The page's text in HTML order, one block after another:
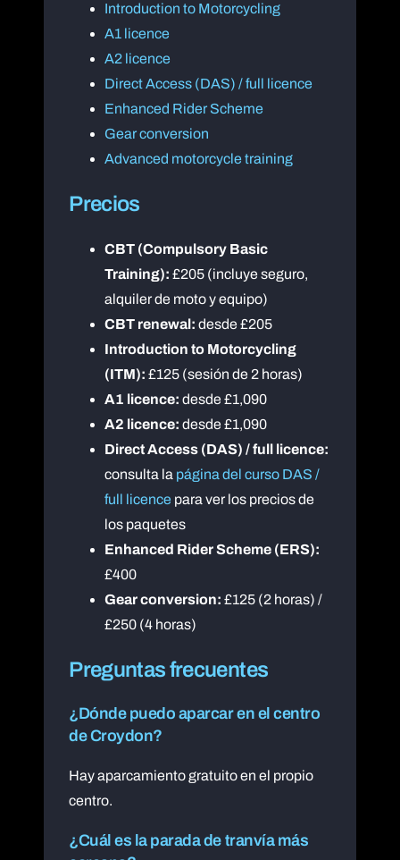
Introduction to Motorcycling
A1 licence
A2 licence
Direct Access (DAS) / full licence
Enhanced Rider Scheme
Gear conversion
Advanced motorcycle training
Precios
CBT (Compulsory Basic
Training): £205 (incluye seguro,
alquiler de moto y equipo)
CBT renewal: desde £205
Introduction to Motorcycling
(ITM): £125 (sesión de 2 horas)
A1 licence: desde £1,090
A2 licence: desde £1,090
Direct Access (DAS) / full licence:
consulta la página del curso DAS /
full licence para ver los precios de
los paquetes
Enhanced Rider Scheme (ERS):
£400
Gear conversion: £125 (2 horas) /
£250 (4 horas)
Preguntas frecuentes
¿Dónde puedo aparcar en el centro
de Croydon?
Hay aparcamiento gratuito en el propio
centro.
¿Cuál es la parada de tranvía más